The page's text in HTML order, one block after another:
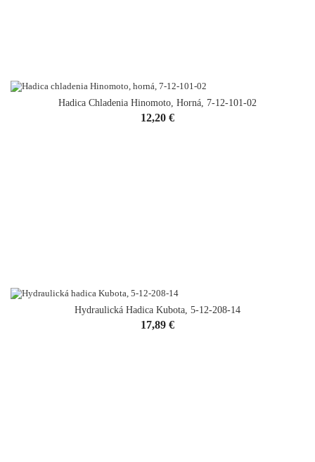
Hadica Chladenia Hinomoto, Horná, 7-12-101-02
Cena
12,20 €
Hydraulická Hadica Kubota, 5-12-208-14
Cena
17,89 €